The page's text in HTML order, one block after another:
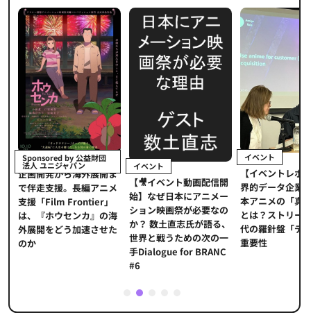
Sponsored by 公益財団
法人 ユニジャパン
企画開発から海外展開ま
で伴走支援。長編アニメ
支援「Film Frontier」
は、『ホウセンカ』の海
外展開をどう加速させた
のか
イベント
【🎥イベント動画配信開
始】なぜ日本にアニメー
ション映画祭が必要なの
か？ 数土直志氏が語る、
世界と戦うための次の一
手Dialogue for BRANC
#6
イベント
【イベントレポ
界的データ企業
本アニメの「真
とは？ストリー
代の羅針盤「デ
重要性
2